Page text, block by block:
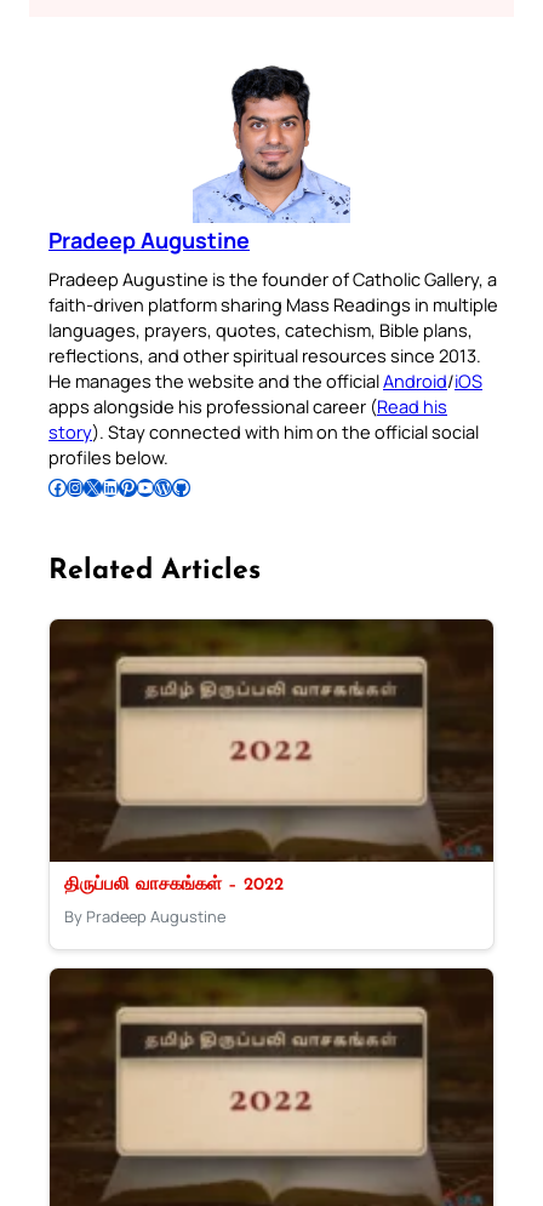
Pradeep Augustine
Pradeep Augustine is the founder of Catholic Gallery, a
faith-driven platform sharing Mass Readings in multiple
languages, prayers, quotes, catechism, Bible plans,
reflections, and other spiritual resources since 2013.
He manages the website and the officialAndroid/iOS
apps alongside his professional career (Read his
story). Stay connected with him on the official social
profiles below.
Follow Pradeep on Facebook Follow Pradeep on InstagramFollow Pradeep on X Follow Pradeep on LinkedIn Follow Pradeep on Pinterest Subscribe to Pradeep’s Youtube Channel Follow Pradeep on WordPress Follow Pradeep on GitHub
Related Articles
திருப்பலி வாசகங்கள் – 2022
By Pradeep Augustine